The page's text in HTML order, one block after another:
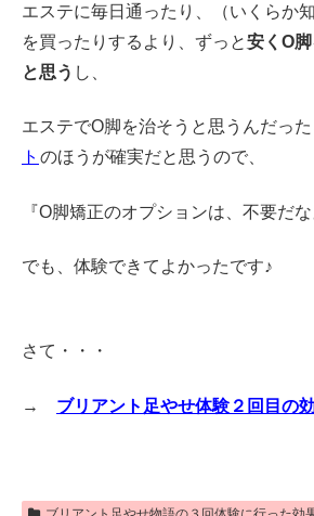
エステに毎日通ったり、（いくらか
を買ったりするより、ずっと安くO
と思う し、
エステでO脚を治そうと思うんだった
ト のほうが確実だと思うので、
『O脚矯正のオプションは、不要だ
でも、体験できてよかったです♪
さて・・・
→ ブリアント足やせ体験２回目の